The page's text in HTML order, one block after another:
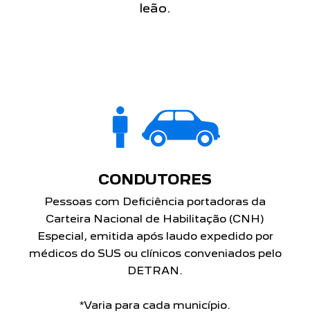
leão.
CONDUTORES
Pessoas com Deficiência portadoras da
Carteira Nacional de Habilitação (CNH)
Especial, emitida após laudo expedido por
médicos do SUS ou clínicos conveniados pelo
DETRAN.
*Varia para cada município.